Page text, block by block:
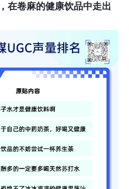
在卷麻的健康饮品中走出